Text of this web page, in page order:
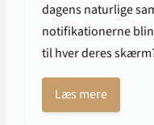
dagens naturlige
notifikationerne
til hver deres
Læs mere